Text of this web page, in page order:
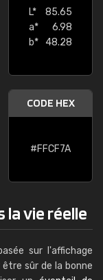
L*
85.65
a*
6.98
b*
48.28
CODE HEX
#FFCF7A
la vie réelle
sur l'affichage
sûr de la bonne